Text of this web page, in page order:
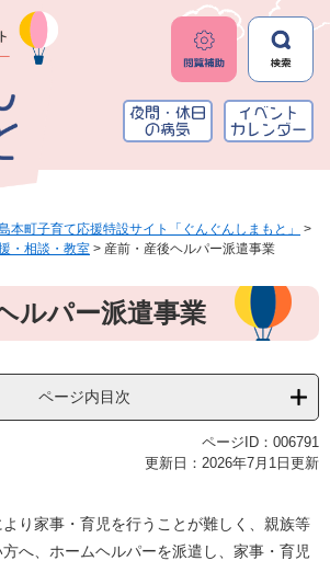
本町子育て応援特設サイト「ぐんぐんしまもと」
>
・相談・教室 > 産前・産後ヘルパー派遣事業
ルパー派遣事業
ページ内目次
ページID：006791
更新日：2026年7月1日更新
り家事・育児を行うことが難しく、親族等
へ、ホームヘルパーを派遣し、家事・育児